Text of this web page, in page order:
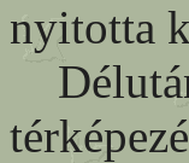
nyitotta